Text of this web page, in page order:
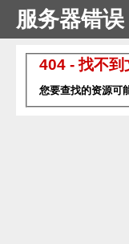
服务器错误
404 - 找不到
您要查找的资源可